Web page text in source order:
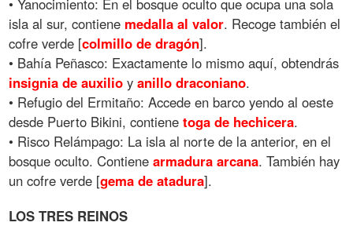
• Yanocimiento: En el bosque oculto que ocupa una sola
isla al sur, contiene medalla al valor. Recoge también el
cofre verde [colmillo de dragón].
• Bahía Peñasco: Exactamente lo mismo aquí, obtendrás
insignia de auxilio yanillo draconiano.
• Refugio del Ermitaño: Accede en barco yendo al oeste
desde Puerto Bikini, contienetoga de hechicera.
• Risco Relámpago: La isla al norte de la anterior, en el
bosque oculto. Contienearmadura arcana. También hay
un cofre verde [gema de atadura].
LOS TRES REINOS